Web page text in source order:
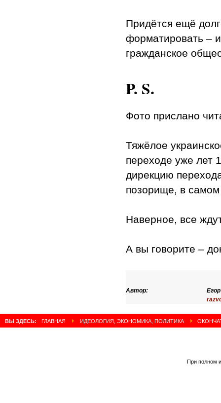
Придётся ещё
форматировать –
гражданское
P. S.
Фото прислано
Тяжёлое
переходе уже лет
дирекцию
позорище, в
Наверное, все
А вы говорите –
Автор:
ВЫ ЗДЕСЬ: ГЛАВНАЯ ИДЕОЛОГИЯ, ЭКОНОМИКА, ПОЛИТИКА
При полном